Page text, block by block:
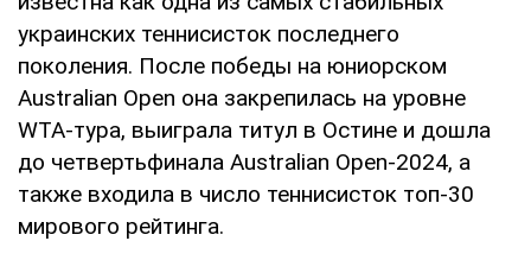
украинских теннисисток последнего
поколения. После победы на юниорском
Australian Open она закрепилась на уровне
WTA-тура, выиграла титул в Остине и дошла
до четвертьфинала Australian Open-2024, а
также входила в число теннисисток топ-30
мирового рейтинга.